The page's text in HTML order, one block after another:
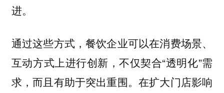
进。
通过这些方式，餐饮企业可以在消费场景、
互动方式上进行创新，不仅契合“透明化”需
求，而且有助于突出重围。在扩大门店影响